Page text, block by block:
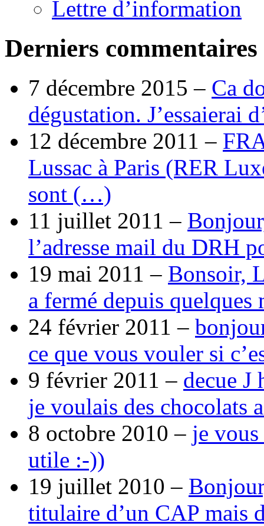
Lettre d’information
Derniers commentaires
7 décembre 2015 – Ca
dégustation. J’essaierai
12 décembre 2011 –
Lussac à Paris (RER
sont (…)
11 juillet 2011 –
l’adresse mail du DRH
19 mai 2011 – Bonsoir,
a fermé depuis
24 février 2011 –
ce que vous vouler si
9 février 2011 – decue J
je voulais des chocolats
8 octobre 2010 – je
utile :-))
19 juillet 2010 –
titulaire d’un CAP mais